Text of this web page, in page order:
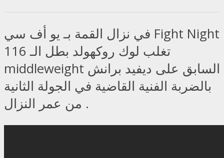
في نزال القمة بـ يو أف سي Fight Night
116 تغلب لوك روكهولد بطل الـ
middleweight السابق على ديفيد برانش
بالضربة الفنية القاضية في الجولة الثانية
من عمر النزال .